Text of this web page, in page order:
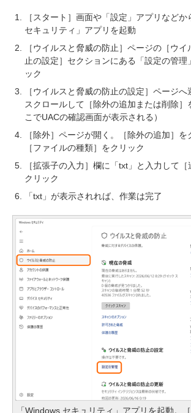
［スタート］画面や「設定」アプリなど
セキュリティ」アプリを起動
［ウイルスと脅威の防止］ページの［ウ
止の設定］セクションにある「設定の管理
ック
［ウイルスと脅威の防止の設定］ページへ
スクロールして［除外の追加または削除］
こでUACの確認画面が表示される）
［除外］ページが開く。［除外の追加］を
［ファイルの種類］をクリック
［拡張子の入力］欄に「txt」と入力して
クリック
「txt」が表示されれば、作業は完了
「Windows セキュリティ」アプリを起動。